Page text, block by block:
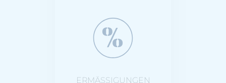
ERMÄSSIGUNGEN
viele interne &
externe
Ermäßigungen bei